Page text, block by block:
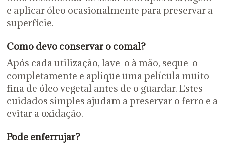
e aplicar óleo ocasionalmente para preservar a
superfície.
Como devo conservar o comal?
Após cada utilização, lave-o à mão, seque-o
completamente e aplique uma película muito
fina de óleo vegetal antes de o guardar. Estes
cuidados simples ajudam a preservar o ferro e a
evitar a oxidação.
Pode enferrujar?